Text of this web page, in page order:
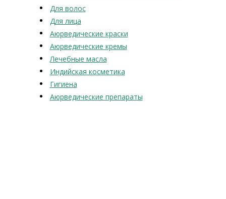
Для волос
Для лица
Аюрведические краски
Аюрведические кремы
Лечебные масла
Индийская косметика
Гигиена
Аюрведические препараты